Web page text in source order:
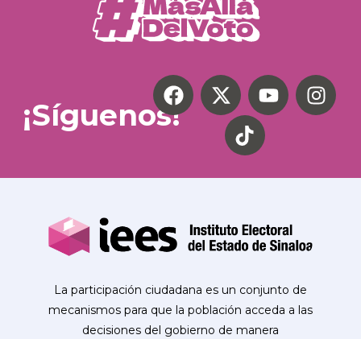
¡Síguenos!
La participación ciudadana es un conjunto de
mecanismos para que la población acceda a las
decisiones del gobierno de manera